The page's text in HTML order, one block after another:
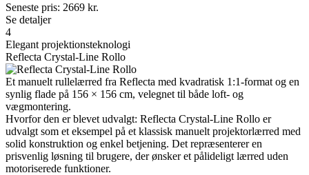
Seneste pris: 2669 kr.
Se detaljer
4
Elegant projektionsteknologi
Reflecta Crystal-Line Rollo
Et manuelt rullelærred fra Reflecta med kvadratisk 1:1-format og en
synlig flade på 156 × 156 cm, velegnet til både loft- og
vægmontering.
Hvorfor den er blevet udvalgt: Reflecta Crystal-Line Rollo er
udvalgt som et eksempel på et klassisk manuelt projektorlærred med
solid konstruktion og enkel betjening. Det repræsenterer en
prisvenlig løsning til brugere, der ønsker et pålideligt lærred uden
motoriserede funktioner.